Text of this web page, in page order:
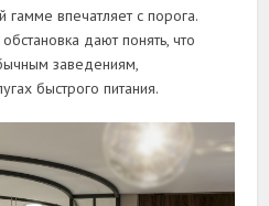
впечатляет с порога.
дают понять, что
заведениям,
быстрого питания.